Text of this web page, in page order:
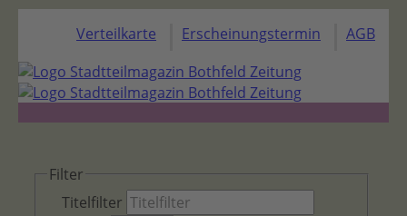
Verteilkarte Erscheinungstermin AGB
Filter
Titelfilter